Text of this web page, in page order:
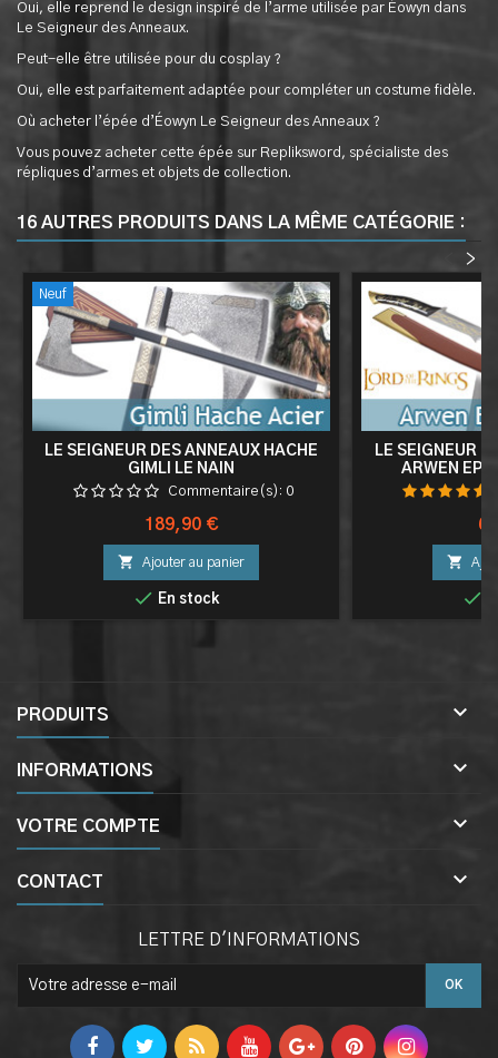
Oui, elle reprend le design inspiré de l’arme utilisée par Éowyn dans
Le Seigneur des Anneaux.
Peut-elle être utilisée pour du cosplay ?
Oui, elle est parfaitement adaptée pour compléter un costume fidèle.
Où acheter l’épée d’Éowyn Le Seigneur des Anneaux ?
Vous pouvez acheter cette épée sur Repliksword, spécialiste des
répliques d’armes et objets de collection.
16 AUTRES PRODUITS DANS LA MÊME CATÉGORIE :
>
Neuf
LE SEIGNEUR DES ANNEAUX HACHE
GIMLI LE NAIN
Commentaire(s): 0
Prix
189,90 €
 Ajouter au panier
 En stock
LE SEIGNEUR
ARWEN


PRODUITS 
INFORMATIONS 
VOTRE COMPTE 
CONTACT 
LETTRE D'INFORMATIONS